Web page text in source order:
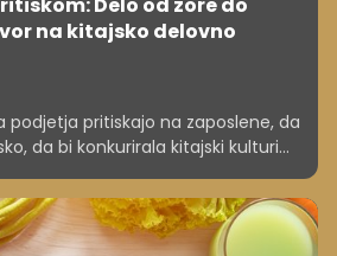
na kitajsko delovno
podjetja pritiskajo na zaposlene, da
da bi konkurirala kitajski kulturi